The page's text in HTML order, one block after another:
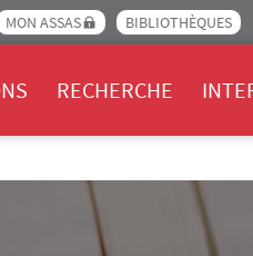
MON ASSAS BIBLIOTHÈQUES
RECHERCHE